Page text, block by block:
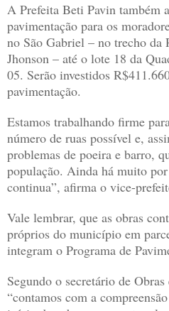
A Prefeita Beti Pavin também
pavimentação para os
no São Gabriel – no trecho da
Jhonson – até o lote 18 da
05. Serão investidos
pavimentação.
Estamos trabalhando firme
número de ruas possível e,
problemas de poeira e barro,
população. Ainda há muito
continua”, afirma o vice-
Vale lembrar, que as obras
próprios do município em
integram o Programa de
Segundo o secretário de
“contamos com a